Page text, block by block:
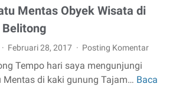
Mentas Obyek Wisata di
Belitong
Februari 28, 2017 Posting Komentar
Tempo hari saya mengunjungi
Mentas di kaki gunung Tajam… Baca